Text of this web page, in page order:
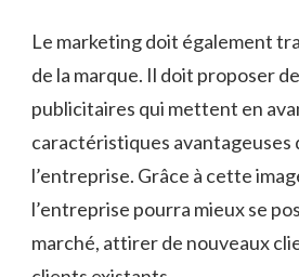
Le marketing doit également
de la marque. Il doit proposer
publicitaires qui mettent en
caractéristiques avantageuses
l’entreprise. Grâce à cette
l’entreprise pourra mieux se
marché, attirer de nouveaux